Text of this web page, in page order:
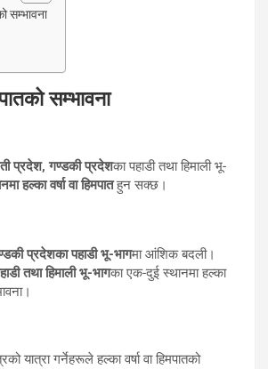
सम्भावना
सम्भावना
प्रदेश, गण्डकी प्रदेशका पहाडी तथा हिमाली भू-
हल्का वर्षा वा हिमपातहुन सक्छ।
प्रदेशका पहाडी भू-भागमा आंशिक बदली।
तथा हिमाली भू-भागका एक-दुई स्थानमा हल्का
यात्रा गर्नेहरूले हल्का वर्षा वा हिमपातको